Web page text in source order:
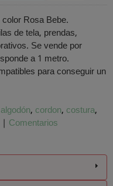
Rosa Bebe.
de tela, prendas,
Se vende por
a 1 metro.
para conseguir un
algodón cordon costura
| Comentarios